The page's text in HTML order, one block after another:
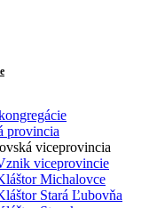
provincia
viceprovincia
viceprovincie
Michalovce
Stará Ľubovňa